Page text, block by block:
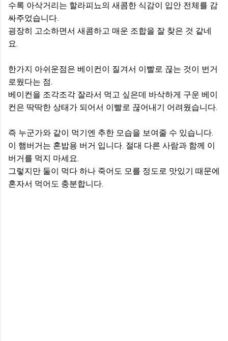
수록 아삭거리는 할라피뇨의 새콤한 식감이 입안 전체를 감
싸주었습니다.
굉장히 고소하면서 새콤하고 매운 조합을 잘 찾은 것 같네
요.
한가지 아쉬운점은 베이컨이 질겨서 이빨로 끊는 것이 번거
로웠다는 점.
베이컨을 조각조각 잘라서 먹고 싶은데 바삭하게 구운 베이
컨은 딱딱한 상태가 되어서 이빨로 끊어내기 어려웠습니다.
즉 누군가와 같이 먹기엔 추한 모습을 보여줄 수 있습니다.
이 햄버거는 혼밥용 버거 입니다. 절대 다른 사람과 함께 이
버거를 먹지 마세요.
그렇지만 둘이 먹다 하나 죽어도 모를 정도로 맛있기 때문에
혼자서 먹어도 충분합니다.